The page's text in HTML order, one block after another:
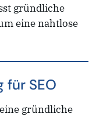
gründliche
eine nahtlose
SEO
gründliche